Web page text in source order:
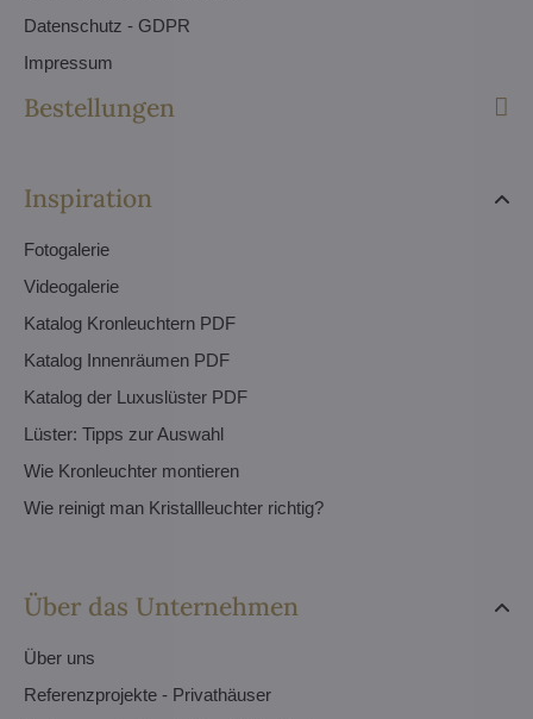
Datenschutz - GDPR
Impressum
Bestellungen
Inspiration
Fotogalerie
Videogalerie
Katalog Kronleuchtern PDF
Katalog Innenräumen PDF
Katalog der Luxuslüster PDF
Lüster: Tipps zur Auswahl
Wie Kronleuchter montieren
Wie reinigt man Kristallleuchter richtig?
Über das Unternehmen
Über uns
Referenzprojekte - Privathäuser